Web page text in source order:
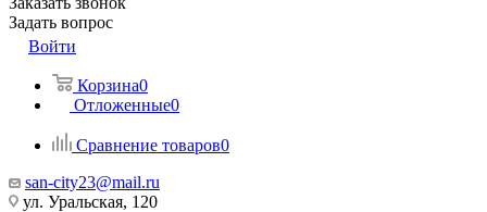
Задать вопрос
Войти
Корзина0
Отложенные0
Сравнение товаров0
san-city23@mail.ru
ул. Уральская, 120